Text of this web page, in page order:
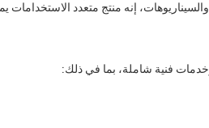
إنه منتج متعدد